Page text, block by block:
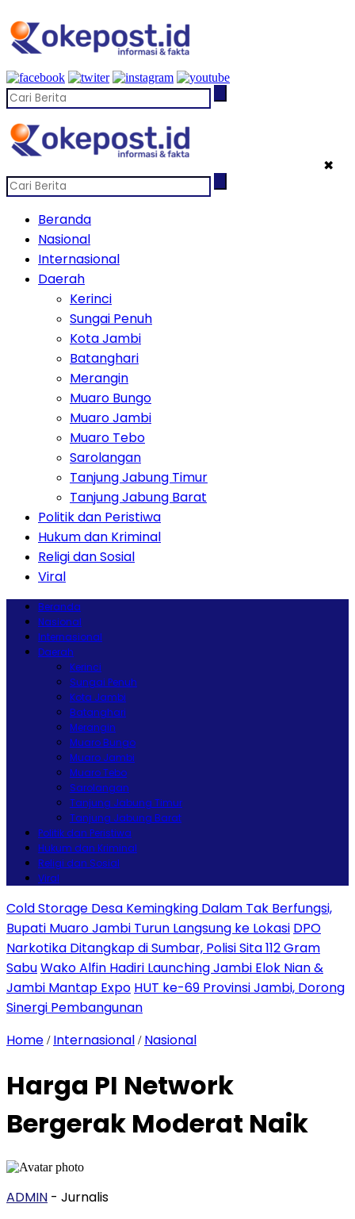
✖
Beranda
Nasional
Internasional
Daerah
Kerinci
Sungai Penuh
Kota Jambi
Batanghari
Merangin
Muaro Bungo
Muaro Jambi
Muaro Tebo
Sarolangan
Tanjung Jabung Timur
Tanjung Jabung Barat
Politik dan Peristiwa
Hukum dan Kriminal
Religi dan Sosial
Viral
Beranda
Nasional
Internasional
Daerah
Kerinci
Sungai Penuh
Kota Jambi
Batanghari
Merangin
Muaro Bungo
Muaro Jambi
Muaro Tebo
Sarolangan
Tanjung Jabung Timur
Tanjung Jabung Barat
Politik dan Peristiwa
Hukum dan Kriminal
Religi dan Sosial
Viral
Cold Storage Desa Kemingking Dalam Tak Berfungsi,
Bupati Muaro Jambi Turun Langsung ke Lokasi DPO
Narkotika Ditangkap di Sumbar, Polisi Sita 112 Gram
SabuWako Alfin Hadiri Launching Jambi Elok Nian &
Jambi Mantap Expo HUT ke-69 Provinsi Jambi, Dorong
Sinergi Pembangunan
Home / Internasional / Nasional
Harga PI Network
Bergerak Moderat Naik
ADMIN - Jurnalis